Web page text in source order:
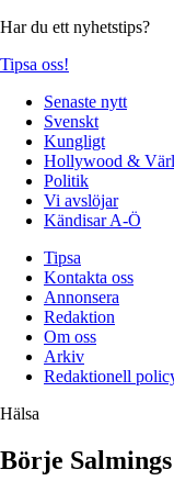
Har du ett nyhetstips?
Tipsa oss!
Senaste nytt
Svenskt
Kungligt
Hollywood &
Politik
Vi avslöjar
Kändisar A-Ö
Tipsa
Kontakta oss
Annonsera
Redaktion
Om oss
Arkiv
Redaktionell
Hälsa
Börje